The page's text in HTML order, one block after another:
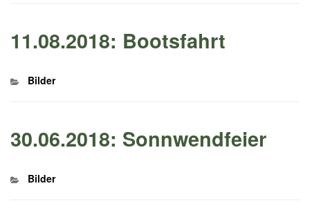
11.08.2018: Bootsfahrt
Kategorien
Bilder
30.06.2018: Sonnwendfeier
Kategorien
Bilder